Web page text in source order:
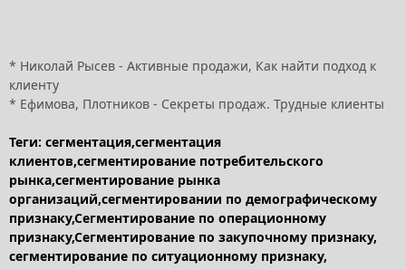
* Николай Рысев - Активные продажи, Как найти подход к
клиенту
* Ефимова, Плотников - Секреты продаж. Трудные клиенты
Теги: сегментация,сегментация
клиентов,сегментирование потребительского
рынка,сегментирование рынка
организаций,сегментировании по демографическому
признаку,Сегментирование по операционному
признаку,Сегментирование по закупочному признаку,
сегментирование по ситуационному признаку,